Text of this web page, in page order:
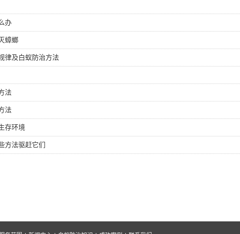
办
蟑螂
律及白蚁防治方法
法
法
存环境
方法驱赶它们